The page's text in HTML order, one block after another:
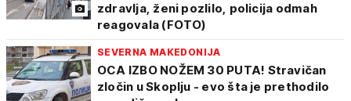
zdravlja, ženi pozlilo, policija odmah
reagovala (FOTO)
SEVERNA MAKEDONIJA
OCA IZBO NOŽEM 30 PUTA! Stravičan
zločin u Skoplju - evo šta je prethodilo